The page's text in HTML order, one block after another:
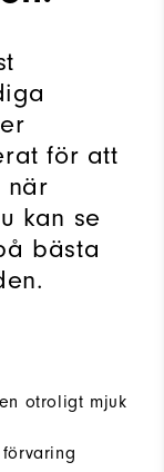
för att
när
kan se
bästa
otroligt mjuk